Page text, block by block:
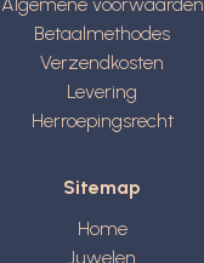
Betaalmethodes
Verzendkosten
Levering
Herroepingsrecht
Sitemap
Home
Juwelen